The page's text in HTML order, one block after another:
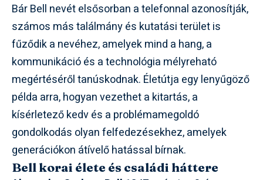
Bár Bell nevét elsősorban a telefonnal azonosítják,
számos más találmány és kutatási terület is
fűződik a nevéhez, amelyek mind a hang, a
kommunikáció és a technológia mélyreható
megértéséről tanúskodnak. Életútja egy lenyűgöző
példa arra, hogyan vezethet a kitartás, a
kísérletező kedv és a problémamegoldó
gondolkodás olyan felfedezésekhez, amelyek
generációkon átívelő hatással bírnak.
Bell korai élete és családi háttere